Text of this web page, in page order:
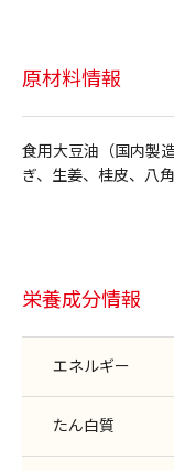
原材料情報
食用大豆油（国内製
ぎ、生姜、桂皮、八
栄養成分情報
エネルギー
たん白質